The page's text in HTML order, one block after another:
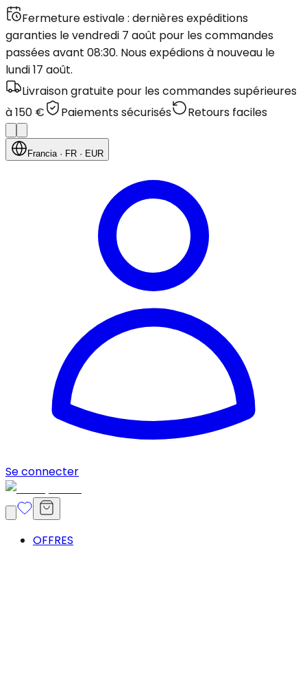
Fermeture estivale : dernières expéditions
garanties le vendredi 7 août pour les commandes
passées avant 08:30. Nous expédions à nouveau le
lundi 17 août.
Livraison gratuite pour les commandes supérieures
à 150 €
Paiements sécurisés Retours faciles
Francia· FR · EUR
Se connecter
OFFRES